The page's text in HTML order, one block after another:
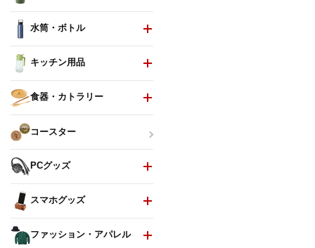
水筒・ボトル
キッチン用品
食器・カトラリー
コースター
PCグッズ
スマホグッズ
ファッション・アパレル